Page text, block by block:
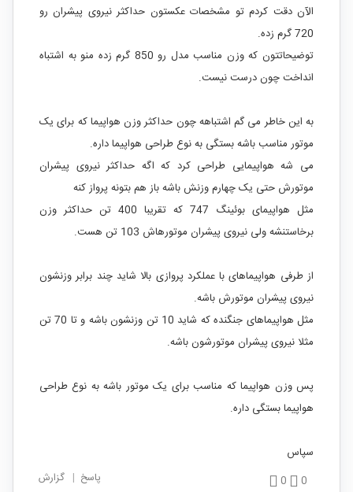
الآن دقت کردم تو مشخصات عکستون حداکثر نیروی پیشران رو
720 گرم زده.
توضیحاتتون که وزن مناسب مدل رو 850 گرم زده منو به اشتباه
انداخت چون درست نیست.
به این خاطر می گم اشتباهه چون حداکثر وزن هواپیما که برای یک
موتور مناسب باشه بستگی به نوع طراحی هواپیما داره.
می شه هواپیمایی طراحی کرد که اگه حداکثر نیروی پیشران
موتورش حتی یک چهارم وزنش باشه باز هم بتونه پرواز کنه
مثل هواپیمای بوئینگ 747 که تقریبا 400 تن حداکثر وزن
برخاستنشه ولی نیروی پیشران موتورهاش 103 تن هست.
از طرفی هواپیماهای با عملکرد پروازی بالا شاید چند برابر وزنشون
نیروی پیشران موتورش باشه.
مثل هواپیماهای جنگنده که شاید 10 تن وزنشون باشه و تا 70 تن
مثلا نیروی پیشران موتورشون باشه.
پس وزن هواپیما که مناسب برای یک موتور باشه به نوع طراحی
هواپیما بستگی داره.
سپاس
0
0 پاسخ | گزارش